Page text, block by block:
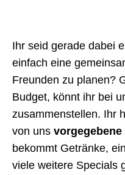
Ihr seid gerade dabei
einfach eine
Freunden zu planen?
Budget, könnt ihr bei
zusammenstellen. Ihr
von uns vorgegebene
bekommt Getränke,
viele weitere Specials